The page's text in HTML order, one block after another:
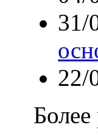
31/
22/
Более